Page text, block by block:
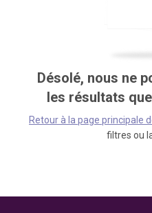
Désolé, nous ne
les résultats
Retour à la page principale
filtres ou